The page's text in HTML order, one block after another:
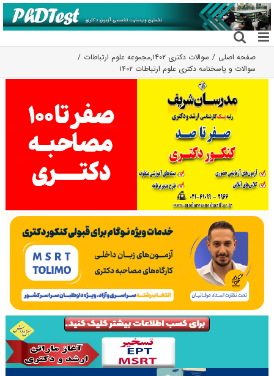
رفتن
به
محتوا
صفحه اصلی سوالات دکتری ۱۴۰۲ ,مجموعه علوم ارتباطات
سوالات و پاسخنامه دکتری علوم ارتباطات ۱۴۰۲